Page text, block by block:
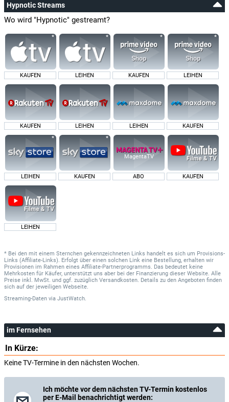
Hypnotic Streams
Wo wird "Hypnotic" gestreamt?
KAUFEN LEIHEN KAUFEN LEIHEN
KAUFEN LEIHEN LEIHEN KAUFEN
LEIHEN KAUFEN
MagentaTV
ABO KAUFEN
LEIHEN
* Bei den mit einem Sternchen gekennzeichneten Links handelt es sich um Provisions-
Links (Affiliate-Links). Erfolgt über einen solchen Link eine Bestellung, erhalten wir
Provisionen im Rahmen eines Affiliate-Partnerprogramms. Das bedeutet keine
Mehrkosten für Käufer, unterstützt uns aber bei der Finanzierung dieser Website. Alle
Preise inkl. MwSt. und ggf. zuzüglich Versandkosten. Details zu den Angeboten finden
sich auf der jeweiligen Webseite.
Streaming-Daten via JustWatch.
im Fernsehen
In Kürze:
Keine TV-Termine in den nächsten Wochen.
Ich möchte vor dem nächsten TV-Termin kostenlos
per E-Mail benachrichtigt werden: